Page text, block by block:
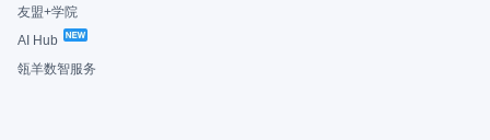
友盟+学院
AI Hub
瓴羊数智服务